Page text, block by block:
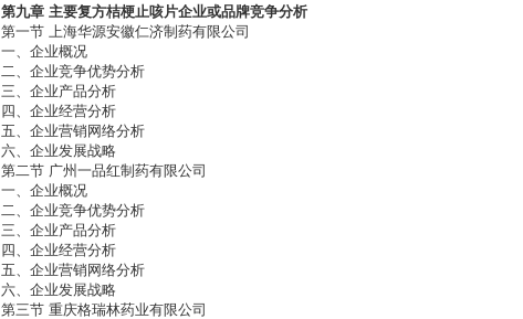
第九章 主要复方桔梗止咳片企业或品牌竞争分析
第一节 上海华源安徽仁济制药有限公司
一、企业概况
二、企业竞争优势分析
三、企业产品分析
四、企业经营分析
五、企业营销网络分析
六、企业发展战略
第二节 广州一品红制药有限公司
一、企业概况
二、企业竞争优势分析
三、企业产品分析
四、企业经营分析
五、企业营销网络分析
六、企业发展战略
第三节 重庆格瑞林药业有限公司